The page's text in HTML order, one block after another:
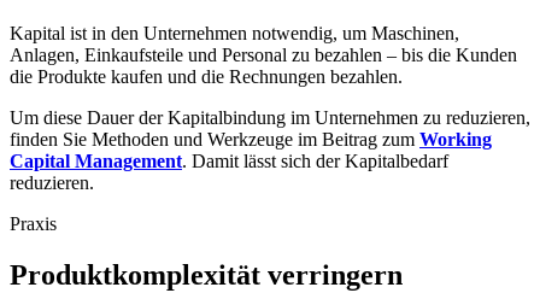
Kapital ist in den Unternehmen notwendig, um Maschinen,
Anlagen, Einkaufsteile und Personal zu bezahlen – bis die Kunden
die Produkte kaufen und die Rechnungen bezahlen.
Um diese Dauer der Kapitalbindung im Unternehmen zu reduzieren,
finden Sie Methoden und Werkzeuge im Beitrag zum Working
Capital Management. Damit lässt sich der Kapitalbedarf
reduzieren.
Praxis
Produktkomplexität verringern